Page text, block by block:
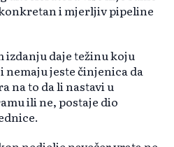
i mjerljiv pipeline
izdanju daje težinu koju
jeste činjenica da
na to da li nastavi u
ili ne, postaje dio